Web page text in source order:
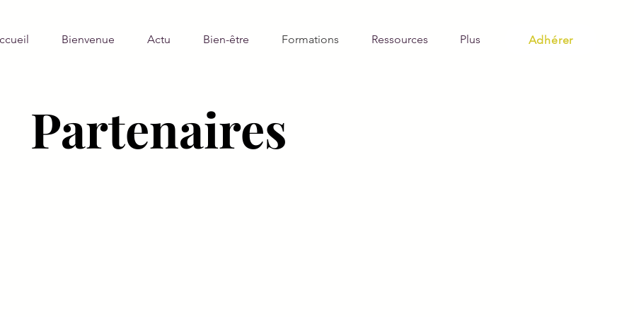
Bienvenue Actu Bien-être Formations Ressources Plus Adhérer
Partenaires